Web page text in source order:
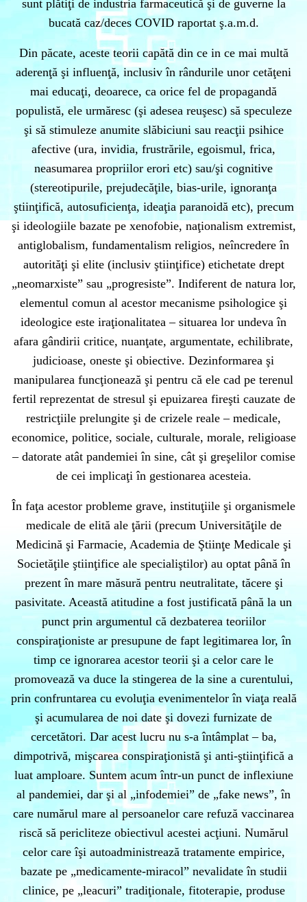
sunt plătiţi de industria farmaceutică şi de guverne la
bucată caz/deces COVID raportat ş.a.m.d.
Din păcate, aceste teorii capătă din ce in ce mai multă
aderenţă şi influenţă, inclusiv în rândurile unor cetăţeni
mai educaţi, deoarece, ca orice fel de propagandă
populistă, ele urmăresc (şi adesea reuşesc) să speculeze
şi să stimuleze anumite slăbiciuni sau reacţii psihice
afective (ura, invidia, frustrările, egoismul, frica,
neasumarea propriilor erori etc) sau/şi cognitive
(stereotipurile, prejudecăţile, bias-urile, ignoranţa
ştiinţifică, autosuficienţa, ideaţia paranoidă etc), precum
şi ideologiile bazate pe xenofobie, naţionalism extremist,
antiglobalism, fundamentalism religios, neîncredere în
autorităţi şi elite (inclusiv ştiinţifice) etichetate drept
„neomarxiste” sau „progresiste”. Indiferent de natura lor,
elementul comun al acestor mecanisme psihologice şi
ideologice este iraţionalitatea – situarea lor undeva în
afara gândirii critice, nuanţate, argumentate, echilibrate,
judicioase, oneste şi obiective. Dezinformarea şi
manipularea funcţionează şi pentru că ele cad pe terenul
fertil reprezentat de stresul şi epuizarea fireşti cauzate de
restricţiile prelungite şi de crizele reale – medicale,
economice, politice, sociale, culturale, morale, religioase
– datorate atât pandemiei în sine, cât şi greşelilor comise
de cei implicaţi în gestionarea acesteia.
În faţa acestor probleme grave, instituţiile şi organismele
medicale de elită ale ţării (precum Universităţile de
Medicină şi Farmacie, Academia de Ştiinţe Medicale şi
Societăţile ştiinţifice ale specialiştilor) au optat până în
prezent în mare măsură pentru neutralitate, tăcere şi
pasivitate. Această atitudine a fost justificată până la un
punct prin argumentul că dezbaterea teoriilor
conspiraţioniste ar presupune de fapt legitimarea lor, în
timp ce ignorarea acestor teorii şi a celor care le
promovează va duce la stingerea de la sine a curentului,
prin confruntarea cu evoluţia evenimentelor în viaţa reală
şi acumularea de noi date şi dovezi furnizate de
cercetători. Dar acest lucru nu s-a întâmplat – ba,
dimpotrivă, mişcarea conspiraţionistă şi anti-ştiinţifică a
luat amploare. Suntem acum într-un punct de inflexiune
al pandemiei, dar şi al „infodemiei” de „fake news”, în
care numărul mare al persoanelor care refuză vaccinarea
riscă să pericliteze obiectivul acestei acţiuni. Numărul
celor care îşi autoadministrează tratamente empirice,
bazate pe „medicamente-miracol” nevalidate în studii
clinice, pe „leacuri” tradiţionale, fitoterapie, produse